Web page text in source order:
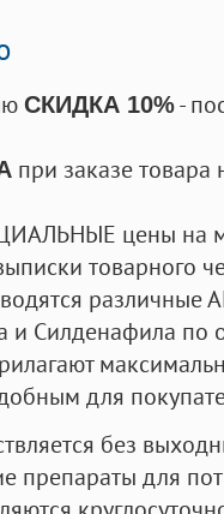
СКИДКА 10%-
при заказе
цены на
товарного
и Силденафила по
для
без
препараты для